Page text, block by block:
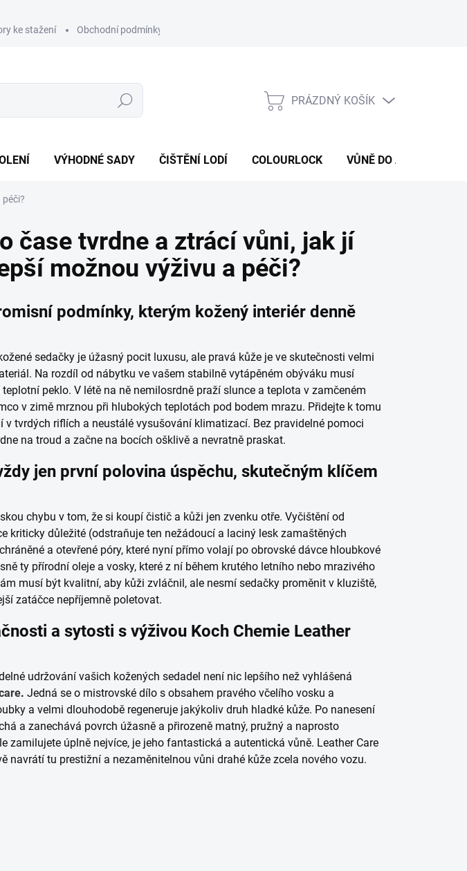
ke stažení Obchodní podmínky
Hledat
NÁKUPNÍ
PRÁZDNÝ KOŠÍK
VÝHODNÉ SADY ČIŠTĚNÍ LODÍ COLOURLOCK VŮNĚ DO AUT
čase tvrdne a ztrácí vůni, jak jí
možnou výživu a péči?
podmínky, kterým kožený interiér denně
sedačky je úžasný pocit luxusu, ale pravá kůže je ve skutečnosti velmi
Na rozdíl od nábytku ve vašem stabilně vytápěném obýváku musí
peklo. V létě na ně nemilosrdně praží slunce a teplota v zamčeném
v zimě mrznou při hlubokých teplotách pod bodem mrazu. Přidejte k tomu
v tvrdých riflích a neustálé vysušování klimatizací. Bez pravidelné pomoci
na troud a začne na bocích ošklivě a nevratně praskat.
jen první polovina úspěchu, skutečným klíčem
chybu v tom, že si koupí čistič a kůži jen zvenku otře. Vyčištění od
kriticky důležité (odstraňuje ten nežádoucí a laciný lesk zamaštěných
a otevřené póry, které nyní přímo volají po obrovské dávce hloubkové
ty přírodní oleje a vosky, které z ní během krutého letního nebo mrazivého
musí být kvalitní, aby kůži zvláčnil, ale nesmí sedačky proměnit v kluziště,
zatáčce nepříjemně poletovat.
a sytosti s výživou Koch Chemie Leather
udržování vašich kožených sedadel není nic lepšího než vyhlášená
. Jedná se o mistrovské dílo s obsahem pravého včelího vosku a
a velmi dlouhodobě regeneruje jakýkoliv druh hladké kůže. Po nanesení
a zanechává povrch úžasně a přirozeně matný, pružný a naprosto
zamilujete úplně nejvíce, je jeho fantastická a autentická vůně. Leather Care
navrátí tu prestižní a nezaměnitelnou vůni drahé kůže zcela nového vozu.